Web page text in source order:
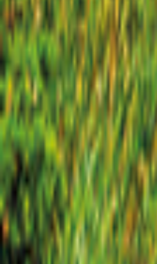
New York
Filter
Karta
17 erbjudandenför din